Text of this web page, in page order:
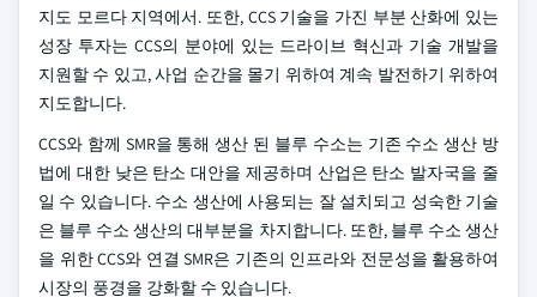
지도 모르다 지역에서. 또한, CCS 기술을 가진 부분 산화에 있는
성장 투자는 CCS의 분야에 있는 드라이브 혁신과 기술 개발을
지원할 수 있고, 사업 순간을 몰기 위하여 계속 발전하기 위하여
지도합니다.
CCS와 함께 SMR을 통해 생산 된 블루 수소는 기존 수소 생산 방
법에 대한 낮은 탄소 대안을 제공하며 산업은 탄소 발자국을 줄
일 수 있습니다. 수소 생산에 사용되는 잘 설치되고 성숙한 기술
은 블루 수소 생산의 대부분을 차지합니다. 또한, 블루 수소 생산
을 위한 CCS와 연결 SMR은 기존의 인프라와 전문성을 활용하여
시장의 풍경을 강화할 수 있습니다.